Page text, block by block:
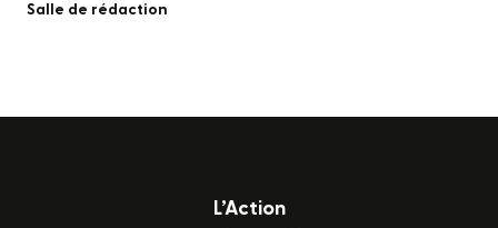
Salle de rédaction
L’Action